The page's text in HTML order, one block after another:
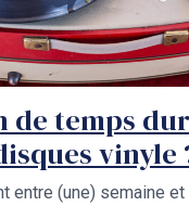
de temps
vinyle
entre (une) semaine